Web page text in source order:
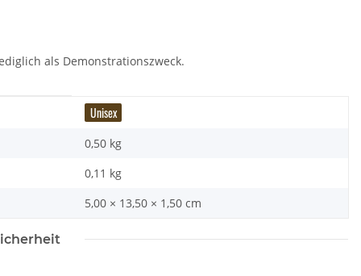
als De­mons­t­ra­ti­ons­zweck.
Unisex
0,50 kg
0,11 kg
5,00 × 13,50 × 1,50 cm